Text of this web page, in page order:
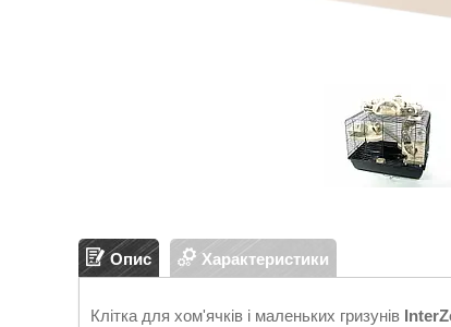
Опис Характеристики
Клітка для хом'ячків і маленьких гризунів